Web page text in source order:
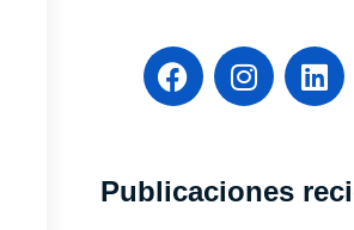
Publicaciones